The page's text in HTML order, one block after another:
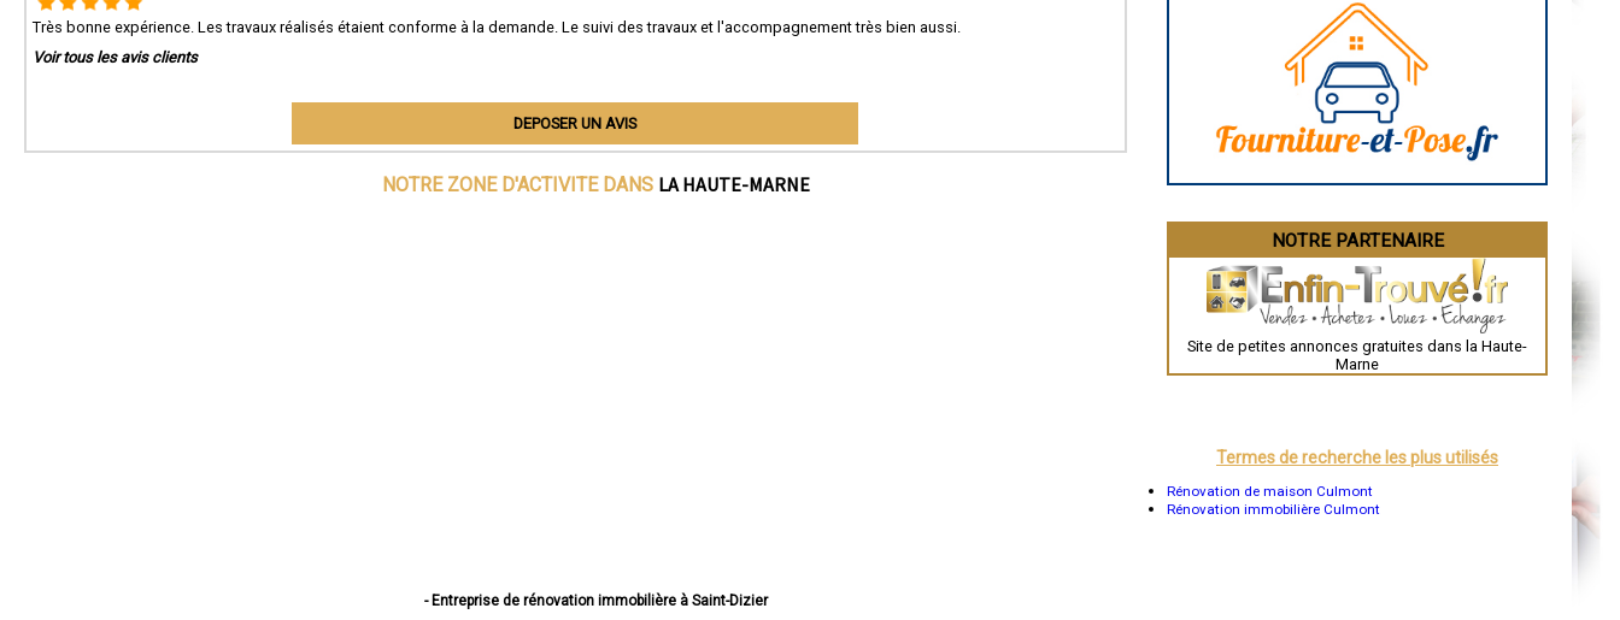
Très bonne expérience. Les travaux réalisés étaient conforme à la demande. Le suivi des travaux et l'accompagnement très bien aussi.
Voir tous les avis clients
DEPOSER UN AVIS
NOTRE ZONE D'ACTIVITE DANS LA HAUTE-MARNE
- Entreprise de rénovation immobilière à Saint-Dizier
Brive-la-Gaillarde
Guéret
Besançon
Évreux
Chartres
Nîmes
Auch
Grenoble
Mont-de-Marsan
Blois
NOTRE PARTENAIRE
Site de petites annonces gratuites dans la Haute-
Marne
Termes de recherche les plus utilisés
Rénovation de maison Culmont
Rénovation immobilière Culmont